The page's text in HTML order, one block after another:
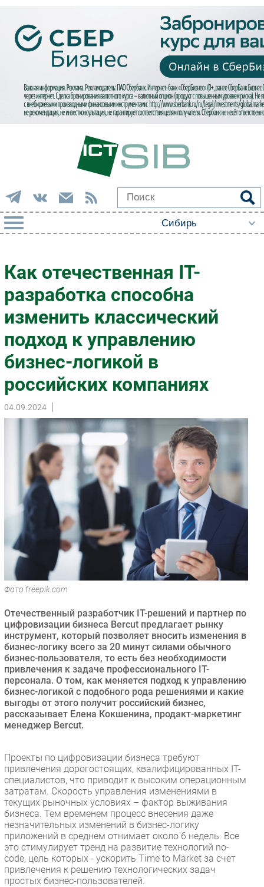
Импорто­замещение
Автоматизация Промышленности
Интернет
Фиксированная связь
Интеграция
Рынок ПК
Торговые сети
Outsourcing
Кадры
Регулирование
Финансы
Безопасность
Инновации
CIO/Управление ИТ
Гаджеты
Здоровье
РАЗДЕЛЫ
Новости
Аналитика
Интервью
Мероприятия
Проекты
Тестовый стенд
Каталог компаний
Как отечественная IT-
разработка способна
изменить классический
подход к управлению
бизнес-логикой в
российских компаниях
04.09.2024
Фото freepik.com
Отечественный разработчик IT-решений и партнер по
цифровизации бизнеса Bercut предлагает рынку
инструмент, который позволяет вносить изменения в
бизнес-логику всего за 20 минут силами обычного
бизнес-пользователя, то есть без необходимости
привлечения к задаче профессионального IT-
персонала. О том, как меняется подход к управлению
бизнес-логикой с подобного рода решениями и какие
выгоды от этого получит российский бизнес,
рассказывает Елена Кокшенина, продакт-маркетинг
менеджер Bercut.
Проекты по цифровизации бизнеса требуют
привлечения дорогостоящих, квалифицированных IT-
специалистов, что приводит к высоким операционным
затратам. Скорость управления изменениями в
текущих рыночных условиях – фактор выживания
бизнеса. Тем временем процесс внесения даже
незначительных изменений в бизнес-логику
приложений в среднем отнимает около 6 недель. Все
это стимулирует тренд на развитие технологий no-
code, цель которых - ускорить Time to Market за счет
привлечения к решению технологических задач
простых бизнес-пользователей.